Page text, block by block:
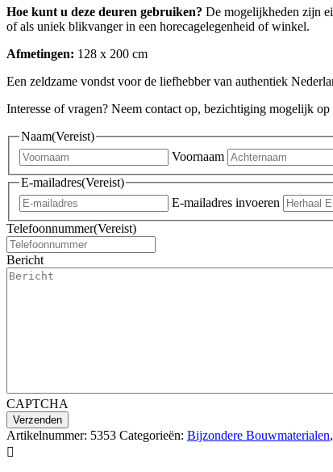
Hoe kunt u deze deuren gebruiken? De mogelijkheden zijn
of als uniek blikvanger in een horecagelegenheid of winkel.
Afmetingen: 128 x 200 cm
Een zeldzame vondst voor de liefhebber van authentiek
Interesse of vragen? Neem contact op, bezichtiging mogelijk
Naam(Vereist)
Voornaam
E-mailadres(Vereist)
E-mailadres invoeren
Telefoonnummer(Vereist)
Bericht
CAPTCHA
Artikelnummer: 5353 Categorieën: Bijzondere Bouwmaterialen,
